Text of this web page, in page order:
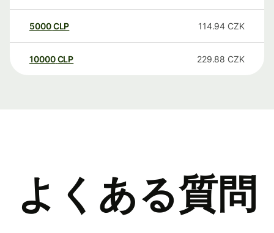
5000CLP 114.94 CZK
10000 CLP 229.88 CZK
よくある質問